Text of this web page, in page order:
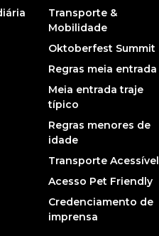
Transporte &
Mobilidade
Oktoberfest Summit
Regras meia entrada
Meia entrada traje
típico
Regras menores de
idade
Transporte Acessível
Acesso Pet Friendly
Credenciamento de
imprensa